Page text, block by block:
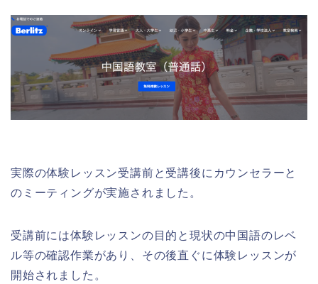
実際の体験レッスン受講前と受講後にカウンセラーと
のミーティングが実施されました。
受講前には体験レッスンの目的と現状の中国語のレベ
ル等の確認作業があり、その後直ぐに体験レッスンが
開始されました。